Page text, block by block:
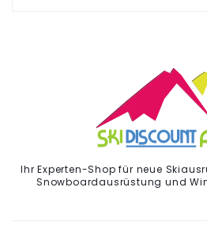
Ihr Experten-Shop für neue
Snowboardausrüstung und